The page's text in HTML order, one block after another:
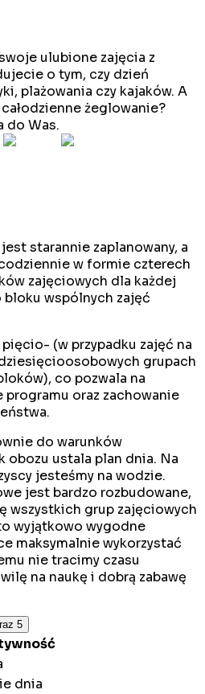
ulubione zajęcia z
o tym, czy dzień
plażowania czy kajaków. A
żeglowanie?
do Was.
starannie zaplanowany, a
w formie czterech
zajęciowych dla każdej
wspólnych zajęć
(w przypadku zajęć na
grupach
co pozwala na
oraz zachowanie
do warunków
ustala plan dnia. Na
jesteśmy na wodzie.
jest bardzo rozbudowane,
wszystkich grup zajęciowych
wyjątkowo wygodne
maksymalnie wykorzystać
nie tracimy czasu
na naukę i dobrą zabawę
5
dnia